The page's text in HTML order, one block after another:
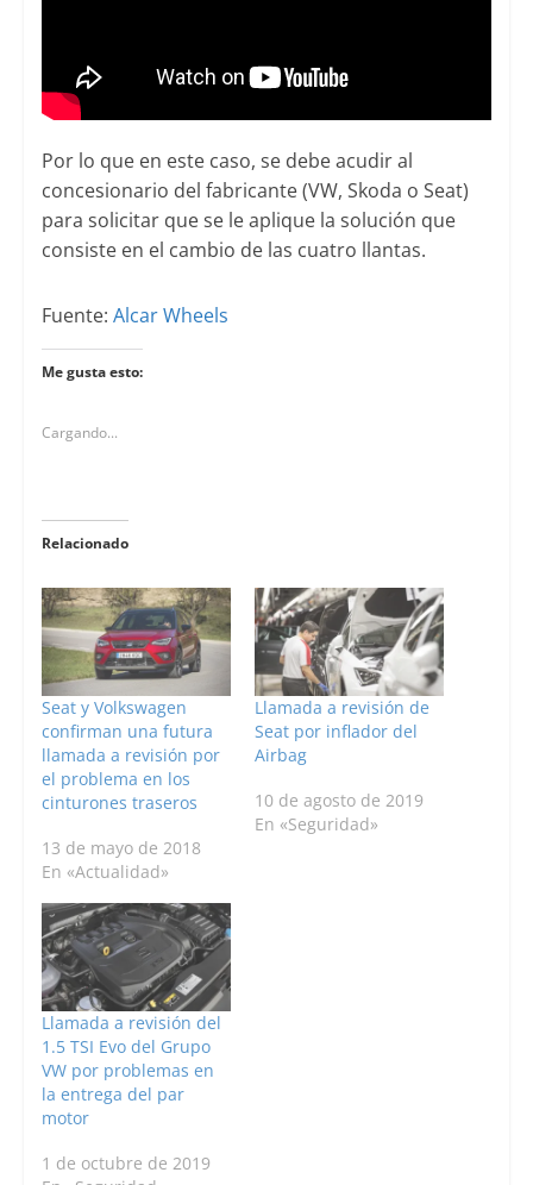
Por lo que en este caso, se debe acudir al
concesionario del fabricante (VW, Skoda o Seat)
para solicitar que se le aplique la solución que
consiste en el cambio de las cuatro llantas.
Fuente: Alcar Wheels
Me gusta esto:
Cargando...
Relacionado
Seat y Volkswagen
confirman una futura
llamada a revisión por
el problema en los
cinturones traseros
13 de mayo de 2018
En «Actualidad»
Llamada a revisión de
Seat por inflador del
Airbag
10 de agosto de 2019
En «Seguridad»
Llamada a revisión del
1.5 TSI Evo del Grupo
VW por problemas en
la entrega del par
motor
1 de octubre de 2019